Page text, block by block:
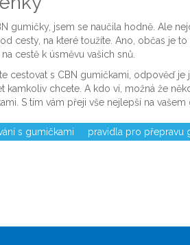
gumičky, jsem se naučila hodně. Ale
cesty, na které toužíte. Ano, občas je
cestě k úsměvu vašich snů.
cestovat s CBN gumičkami, odpověď
chcete. A kdo ví, možná že
S tím vám přeji vše nejlepší na
s gumičkami pravidla pro přepravu